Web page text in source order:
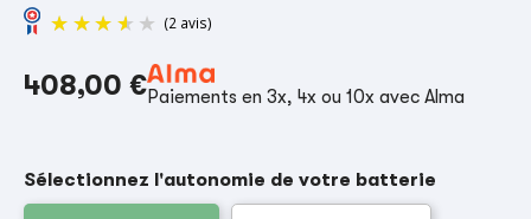
408,00 €Paiements en 3x, 4x ou 10x avec Alma
Sélectionnez l'autonomie de votre batterie